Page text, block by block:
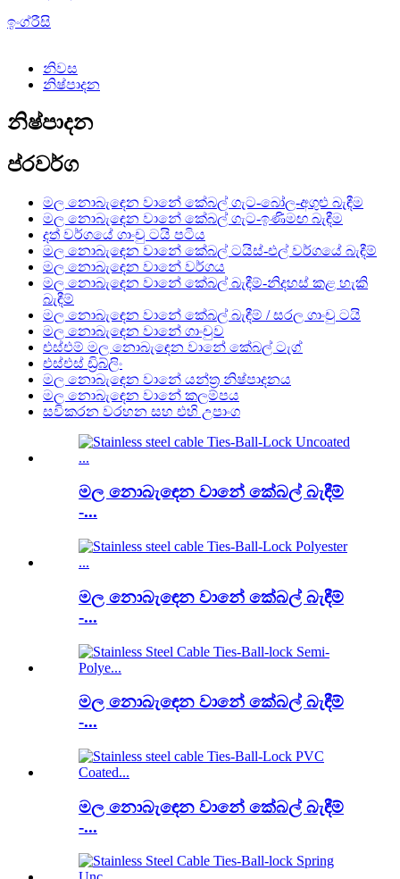
ඉංග්රීසි
නිවස
නිෂ්පාදන
නිෂ්පාදන
ප්රවර්ග
මල නොබැඳෙන වානේ කේබල් ගැට-බෝල-අගුළු බැඳීම
මල නොබැඳෙන වානේ කේබල් ගැට-ඉණිමඟ බැඳීම
දත් වර්ගයේ ගාංචු ටයි පටිය
මල නොබැඳෙන වානේ කේබල් ටයිස්-එල් වර්ගයේ බැඳීම්
මල නොබැඳෙන වානේ වර්ගය
මල නොබැඳෙන වානේ කේබල් බැඳීම්-නිදහස් කළ හැකි
බැඳීම්
මල නොබැඳෙන වානේ කේබල් බැඳීම් / සරල ගාංචු ටයි
මල නොබැඳෙන වානේ ගාංචුව
එස්එම් මල නොබැඳෙන වානේ කේබල් ටැග්
එස්එස් ඩ්‍රිබ්ලිං
මල නොබැඳෙන වානේ යන්ත්‍ර නිෂ්පාදනය
මල නොබැඳෙන වානේ කලම්පය
සවිකරන වරහන සහ එහි උපාංග
මල නොබැඳෙන වානේ කේබල් බැඳීම්
-...
මල නොබැඳෙන වානේ කේබල් බැඳීම්
-...
මල නොබැඳෙන වානේ කේබල් බැඳීම්
-...
මල නොබැඳෙන වානේ කේබල් බැඳීම්
-...